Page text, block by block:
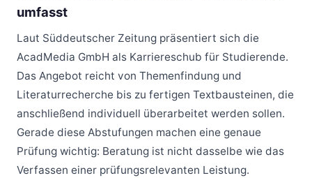
umfasst
Laut Süddeutscher Zeitung präsentiert sich die
AcadMedia GmbH als Karriereschub für Studierende.
Das Angebot reicht von Themenfindung und
Literaturrecherche bis zu fertigen Textbausteinen, die
anschließend individuell überarbeitet werden sollen.
Gerade diese Abstufungen machen eine genaue
Prüfung wichtig: Beratung ist nicht dasselbe wie das
Verfassen einer prüfungsrelevanten Leistung.